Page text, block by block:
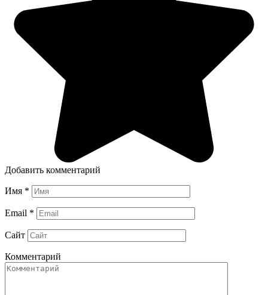
Добавить комментарий
Имя *
Email *
Сайт
Комментарий